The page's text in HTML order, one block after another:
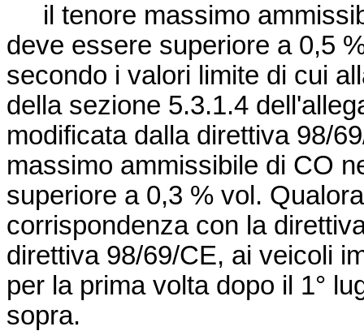
il tenore massimo
deve essere superiore a 0,5
secondo i valori limite di cui
della sezione 5.3.1.4
modificata dalla direttiva 98/
massimo ammissibile di CO
superiore a 0,3 % vol.
corrispondenza con la
direttiva 98/69/CE, ai veicoli
per la prima volta dopo il 1°
sopra.